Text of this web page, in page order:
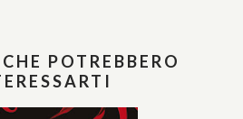
POTREBBERO